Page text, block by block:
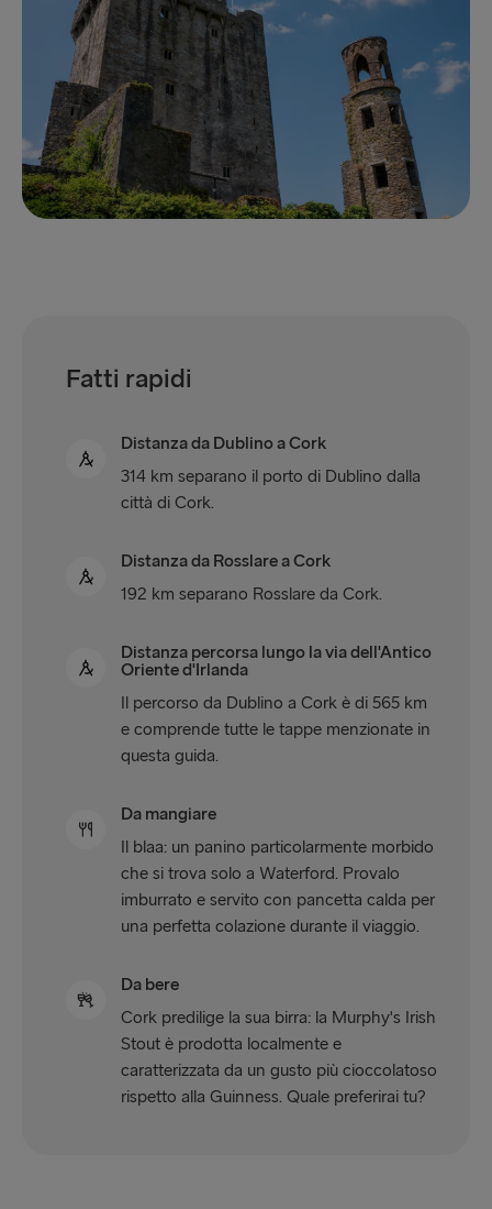
Fatti rapidi
Distanza da Dublino a Cork
314 km separano il porto di Dublino dalla
città di Cork.
Distanza da Rosslare a Cork
192 km separano Rosslare da Cork.
Distanza percorsa lungo la via dell'Antico
Oriente d'Irlanda
Il percorso da Dublino a Cork è di 565 km
e comprende tutte le tappe menzionate in
questa guida.
Da mangiare
Il blaa: un panino particolarmente morbido
che si trova solo a Waterford. Provalo
imburrato e servito con pancetta calda per
una perfetta colazione durante il viaggio.
Da bere
Cork predilige la sua birra: la Murphy's Irish
Stout è prodotta localmente e
caratterizzata da un gusto più cioccolatoso
rispetto alla Guinness. Quale preferirai tu?